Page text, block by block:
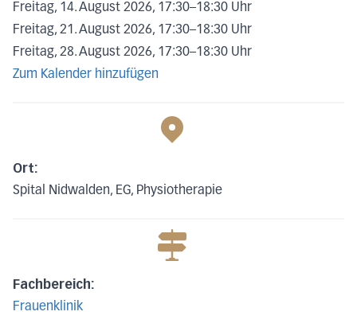
Freitag, 14. August 2026, 17:30–18:30 Uhr
Freitag, 21. August 2026, 17:30–18:30 Uhr
Freitag, 28. August 2026, 17:30–18:30 Uhr
Zum Kalender hinzufügen
Ort:
Spital Nidwalden, EG, Physiotherapie
Fachbereich:
Frauenklinik